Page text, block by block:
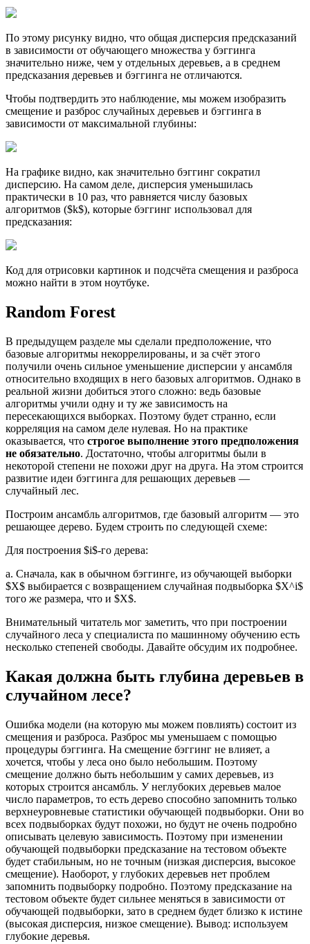
По этому рисунку видно, что общая дисперсия предсказаний
в зависимости от обучающего множества у бэггинга
значительно ниже, чем у отдельных деревьев, а в среднем
предсказания деревьев и бэггинга не отличаются.
Чтобы подтвердить это наблюдение, мы можем изобразить
смещение и разброс случайных деревьев и бэггинга в
зависимости от максимальной глубины:
На графике видно, как значительно бэггинг сократил
дисперсию. На самом деле, дисперсия уменьшилась
практически в 10 раз, что равняется числу базовых
алгоритмов ($k$), которые бэггинг использовал для
предсказания:
Код для отрисовки картинок и подсчёта смещения и разброса
можно найти в этом ноутбуке.
Random Forest
В предыдущем разделе мы сделали предположение, что
базовые алгоритмы некоррелированы, и за счёт этого
получили очень сильное уменьшение дисперсии у ансамбля
относительно входящих в него базовых алгоритмов. Однако в
реальной жизни добиться этого сложно: ведь базовые
алгоритмы учили одну и ту же зависимость на
пересекающихся выборках. Поэтому будет странно, если
корреляция на самом деле нулевая. Но на практике
оказывается, что строгое выполнение этого предположения
не обязательно. Достаточно, чтобы алгоритмы были в
некоторой степени не похожи друг на друга. На этом строится
развитие идеи бэггинга для решающих деревьев —
случайный лес.
Построим ансамбль алгоритмов, где базовый алгоритм — это
решающее дерево. Будем строить по следующей схеме:
Для построения $i$-го дерева:
а. Сначала, как в обычном бэггинге, из обучающей выборки
$X$ выбирается с возвращением случайная подвыборка $X^i$
того же размера, что и $X$.
Внимательный читатель мог заметить, что при построении
случайного леса у специалиста по машинному обучению есть
несколько степеней свободы. Давайте обсудим их подробнее.
Какая должна быть глубина деревьев в
случайном лесе?
Ошибка модели (на которую мы можем повлиять) состоит из
смещения и разброса. Разброс мы уменьшаем с помощью
процедуры бэггинга. На смещение бэггинг не влияет, а
хочется, чтобы у леса оно было небольшим. Поэтому
смещение должно быть небольшим у самих деревьев, из
которых строится ансамбль. У неглубоких деревьев малое
число параметров, то есть дерево способно запомнить только
верхнеуровневые статистики обучающей подвыборки. Они во
всех подвыборках будут похожи, но будут не очень подробно
описывать целевую зависимость. Поэтому при изменении
обучающей подвыборки предсказание на тестовом объекте
будет стабильным, но не точным (низкая дисперсия, высокое
смещение). Наоборот, у глубоких деревьев нет проблем
запомнить подвыборку подробно. Поэтому предсказание на
тестовом объекте будет сильнее меняться в зависимости от
обучающей подвыборки, зато в среднем будет близко к истине
(высокая дисперсия, низкое смещение). Вывод: используем
глубокие деревья.